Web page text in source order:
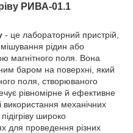
РИВА-01.1
- це лабораторний пристрій,
рідин або
магнітного поля. Вона
баром на поверхні, який
поля, створюваного
рівномірне й ефективне
використання механічних
широко
для проведення різних